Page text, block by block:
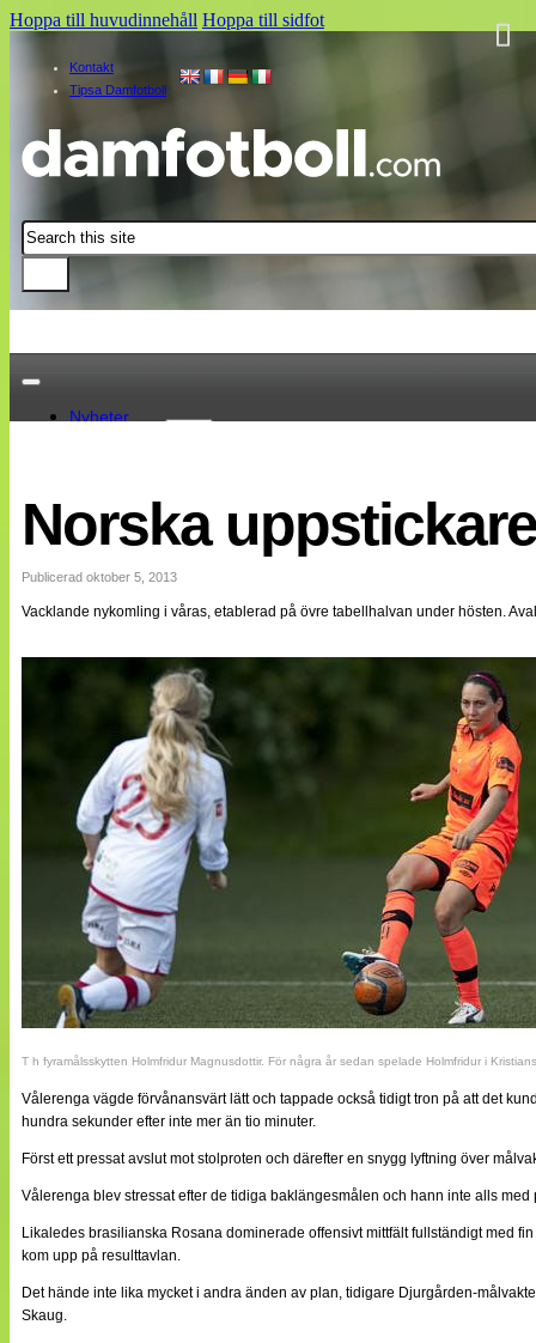
Hoppa till huvudinnehåll Hoppa till sidfot
Kontakt
Tipsa Damfotboll
Sök
Nyheter
Landslaget
EM 2013
Internationellt
Bildreportage
Bloggar
Webb-TV
Medlemsbilder
Till klubbkassan
NÄTverket
Split vision
Om oss
Annonsera
Statistik
Tipsa Damfotboll
Kontakt
Norska
Publicerad oktober 5, 2013
Vacklande nykomling i våras, etablerad på övre tabellhalvan under hösten.
T h fyramålsskytten Holmfridur Magnusdottir. För några år sedan spelade Holmfridur i
Vålerenga vägde förvånansvärt lätt och tappade också tidigt tron på att det
hundra sekunder efter inte mer än tio minuter.
Först ett pressat avslut mot stolproten och därefter en snygg lyftning över
Vålerenga blev stressat efter de tidiga baklängesmålen och hann inte alls
Likaledes brasilianska Rosana dominerade offensivt mittfält fullständigt med
kom upp på resulttavlan.
Det hände inte lika mycket i andra änden av plan, tidigare Djurgården-
Skaug.